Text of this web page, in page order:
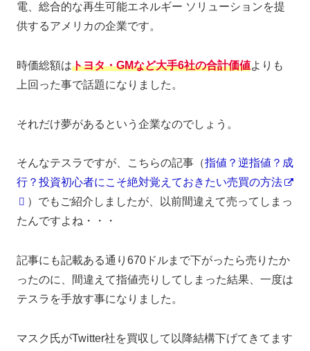
電、総合的な再生可能エネルギー ソリューションを提
供するアメリカの企業です。
時価総額はトヨタ・GMなど大手6社の合計価値よりも
上回った事で話題になりました。
それだけ夢があるという企業なのでしょう。
そんなテスラですが、こちらの記事（指値？逆指値？成
行？投資初心者にこそ絶対覚えておきたい売買の方法
）でもご紹介しましたが、以前間違えて売ってしまっ
たんですよね・・・
記事にも記載ある通り670ドルまで下がったら売りたか
ったのに、間違えて指値売りしてしまった結果、一度は
テスラを手放す事になりました。
マスク氏がTwitter社を買収して以降結構下げてきてます